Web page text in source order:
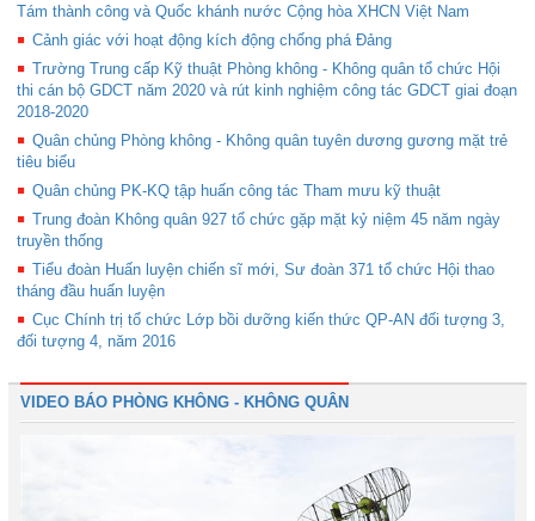
Tám thành công và Quốc khánh nước Cộng hòa XHCN Việt Nam
Cảnh giác với hoạt động kích động chống phá Đảng
Trường Trung cấp Kỹ thuật Phòng không - Không quân tổ chức Hội
thi cán bộ GDCT năm 2020 và rút kinh nghiệm công tác GDCT giai đoạn
2018-2020
Quân chủng Phòng không - Không quân tuyên dương gương mặt trẻ
tiêu biểu
Quân chủng PK-KQ tập huấn công tác Tham mưu kỹ thuật
Trung đoàn Không quân 927 tổ chức gặp mặt kỷ niệm 45 năm ngày
truyền thống
Tiểu đoàn Huấn luyện chiến sĩ mới, Sư đoàn 371 tổ chức Hội thao
tháng đầu huấn luyện
Cục Chính trị tổ chức Lớp bồi dưỡng kiến thức QP-AN đối tượng 3,
đối tượng 4, năm 2016
VIDEO BÁO PHÒNG KHÔNG - KHÔNG QUÂN